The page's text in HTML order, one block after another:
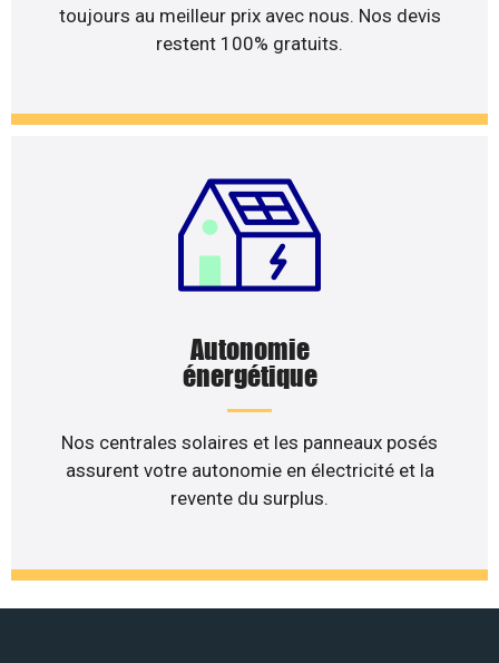
toujours au meilleur prix avec nous. Nos devis
restent 100% gratuits.
Autonomie
énergétique
Nos centrales solaires et les panneaux posés
assurent votre autonomie en électricité et la
revente du surplus.